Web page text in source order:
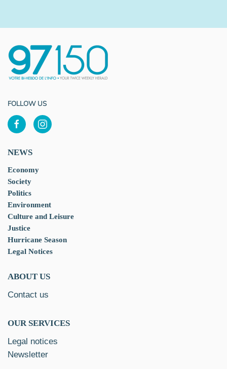
FOLLOW US
NEWS
Economy
Society
Politics
Environment
Culture and Leisure
Justice
Hurricane Season
Legal Notices
ABOUT US
Contact us
OUR SERVICES
Legal notices
Newsletter